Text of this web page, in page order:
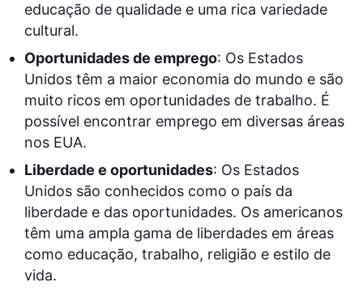
educação de qualidade e uma rica variedade
cultural.
Oportunidades de emprego: Os Estados
Unidos têm a maior economia do mundo e são
muito ricos em oportunidades de trabalho. É
possível encontrar emprego em diversas áreas
nos EUA.
Liberdade e oportunidades: Os Estados
Unidos são conhecidos como o país da
liberdade e das oportunidades. Os americanos
têm uma ampla gama de liberdades em áreas
como educação, trabalho, religião e estilo de
vida.